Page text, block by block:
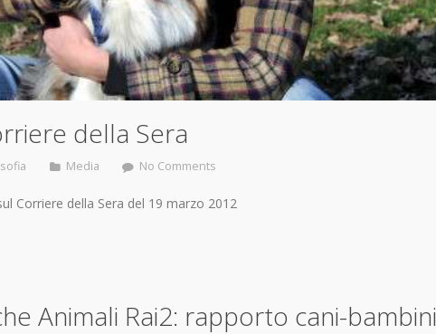
della Sera
Media No Comments
Corriere della Sera del 19 marzo 2012
Animali Rai2: rapporto cani-bambini